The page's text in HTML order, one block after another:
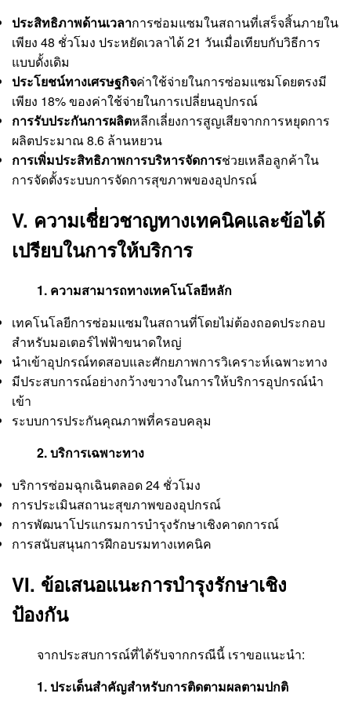
ประสิทธิภาพด้านเวลาการซ่อมแซมในสถานที่เสร็จสิ้นภายใน
เพียง 48 ชั่วโมง ประหยัดเวลาได้ 21 วันเมื่อเทียบกับวิธีการ
แบบดั้งเดิม
ประโยชน์ทางเศรษฐกิจค่าใช้จ่ายในการซ่อมแซมโดยตรงมี
เพียง 18% ของค่าใช้จ่ายในการเปลี่ยนอุปกรณ์
การรับประกันการผลิตหลีกเลี่ยงการสูญเสียจากการหยุดการ
ผลิตประมาณ 8.6 ล้านหยวน
การเพิ่มประสิทธิภาพการบริหารจัดการช่วยเหลือลูกค้าใน
การจัดตั้งระบบการจัดการสุขภาพของอุปกรณ์
V. ความเชี่ยวชาญทางเทคนิคและข้อได้
เปรียบในการให้บริการ
1. ความสามารถทางเทคโนโลยีหลัก
เทคโนโลยีการซ่อมแซมในสถานที่โดยไม่ต้องถอดประกอบ
สำหรับมอเตอร์ไฟฟ้าขนาดใหญ่
นำเข้าอุปกรณ์ทดสอบและศักยภาพการวิเคราะห์เฉพาะทาง
มีประสบการณ์อย่างกว้างขวางในการให้บริการอุปกรณ์นำ
เข้า
ระบบการประกันคุณภาพที่ครอบคลุม
2. บริการเฉพาะทาง
บริการซ่อมฉุกเฉินตลอด 24 ชั่วโมง
การประเมินสถานะสุขภาพของอุปกรณ์
การพัฒนาโปรแกรมการบำรุงรักษาเชิงคาดการณ์
การสนับสนุนการฝึกอบรมทางเทคนิค
VI. ข้อเสนอแนะการบำรุงรักษาเชิง
ป้องกัน
จากประสบการณ์ที่ได้รับจากกรณีนี้ เราขอแนะนำ:
1. ประเด็นสำคัญสำหรับการติดตามผลตามปกติ